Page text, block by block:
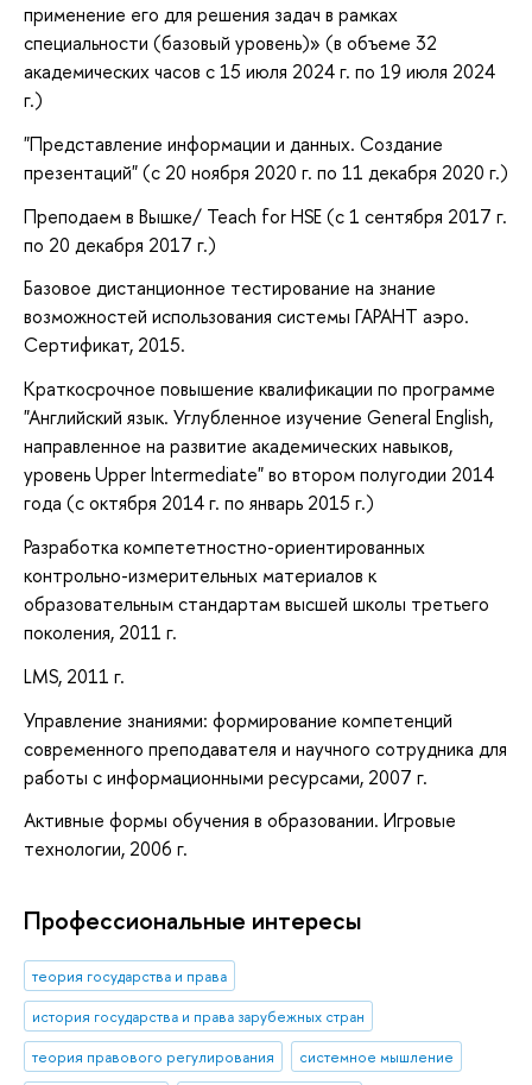
применение его для решения задач в рамках
специальности (базовый уровень)» (в объеме 32
академических часов с 15 июля 2024 г. по 19 июля 2024
г.)
"Представление информации и данных. Создание
презентаций" (с 20 ноября 2020 г. по 11 декабря 2020 г.)
Преподаем в Вышке/ Teach for HSE (c 1 сентября 2017 г.
по 20 декабря 2017 г.)
Базовое дистанционное тестирование на знание
возможностей использования системы ГАРАНТ аэро.
Сертификат, 2015.
Краткосрочное повышение квалификации по программе
"Английский язык. Углубленное изучение General English,
направленное на развитие академических навыков,
уровень Upper Intermediate" во втором полугодии 2014
года (с октября 2014 г. по январь 2015 г.)
Разработка компететностно-ориентированных
контрольно-измерительных материалов к
образовательным стандартам высшей школы третьего
поколения, 2011 г.
LMS, 2011 г.
Управление знаниями: формирование компетенций
современного преподавателя и научного сотрудника для
работы с информационными ресурсами, 2007 г.
Активные формы обучения в образовании. Игровые
технологии, 2006 г.
Профессиональные интересы
теория государства и права
история государства и права зарубежных стран
теория правового регулирования
системное мышление